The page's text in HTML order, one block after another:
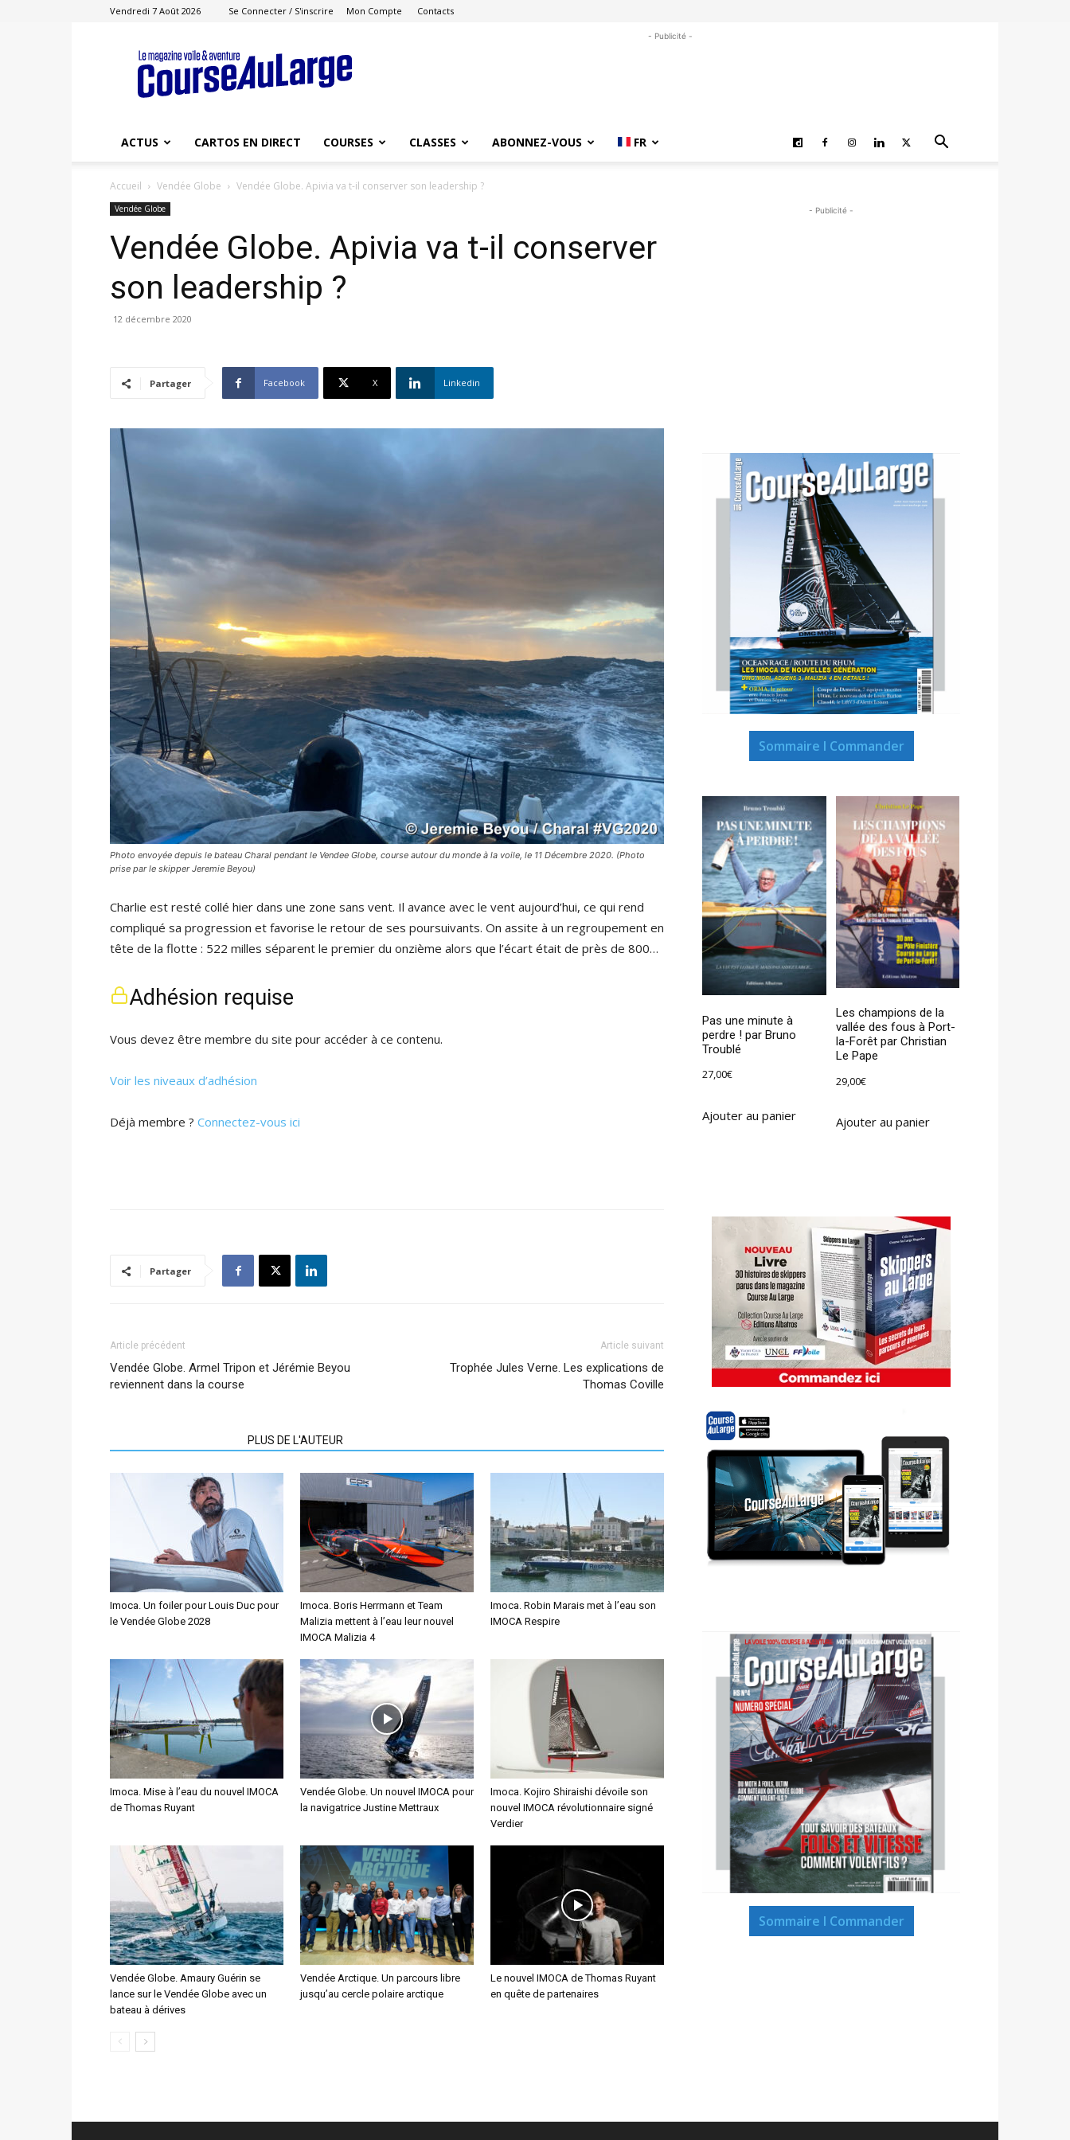
Vendredi 7 Août 2026 Se Connecter / S'inscrire Mon Compte Contacts
Course
au
Large
- Publicité -
ACTUS CARTOS EN DIRECT COURSES CLASSES ABONNEZ-VOUS FR
Accueil Vendée Globe Vendée Globe. Apivia va t-il conserver son leadership ?
Vendée Globe
Vendée Globe. Apivia va t-il conserver
son leadership ?
12 décembre 2020
Partager Facebook X Linkedin
Photo envoyée depuis le bateau Charal pendant le Vendee Globe, course autour du monde à la voile, le 11 Décembre 2020. (Photo
prise par le skipper Jeremie Beyou)
Charlie est resté collé hier dans une zone sans vent. Il avance avec le vent aujourd’hui, ce qui rend
compliqué sa progression et favorise le retour de ses poursuivants. On assite à un regroupement en
tête de la flotte : 522 milles séparent le premier du onzième alors que l’écart était de près de 800…
Adhésion requise
Vous devez être membre du site pour accéder à ce contenu.
Voir les niveaux d’adhésion
Déjà membre ? Connectez-vous ici
Partager
Article précédent
Vendée Globe. Armel Tripon et Jérémie Beyou
reviennent dans la course
Article suivant
Trophée Jules Verne. Les explications de
Thomas Coville
PLUS DE L'AUTEUR
Imoca. Un foiler pour Louis Duc pour
le Vendée Globe 2028
Imoca. Boris Herrmann et Team
Malizia mettent à l’eau leur nouvel
IMOCA Malizia 4
Imoca. Robin Marais met à l’eau son
IMOCA Respire
Imoca. Mise à l’eau du nouvel IMOCA
de Thomas Ruyant
Vendée Globe. Un nouvel IMOCA pour
la navigatrice Justine Mettraux
Imoca. Kojiro Shiraishi dévoile son
nouvel IMOCA révolutionnaire signé
Verdier
Vendée Globe. Amaury Guérin se
lance sur le Vendée Globe avec un
bateau à dérives
Vendée Arctique. Un parcours libre
jusqu’au cercle polaire arctique
Le nouvel IMOCA de Thomas Ruyant
en quête de partenaires
- Publicité -
Sommaire I Commander
Pas une minute à
perdre ! par Bruno
Troublé
27,00€
Ajouter au panier
Les champions de la
vallée des fous à Port-
la-Forêt par Christian
Le Pape
29,00€
Ajouter au panier
Sommaire I Commander